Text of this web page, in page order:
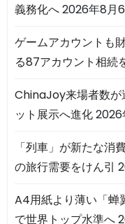
義務化へ2026年8月
ゲームアカウントも
る87アカウント相続
ChinaJoy来場者数
ット展示へ進化2026
「列車」が新たな
の旅行需要をけん引
A4用紙より薄い「
で世界トップ水準へ